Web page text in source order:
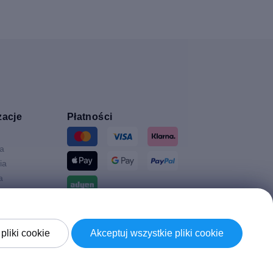
Płatności
Wysyłki z
cookie
Akceptuj wszystkie pliki cookie